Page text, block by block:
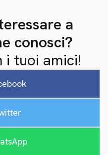
a
conosci?
i tuoi amici!